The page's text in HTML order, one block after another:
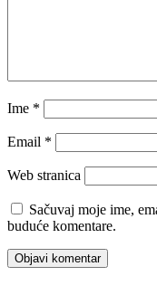
Ime *
Email *
Web stranica
Sačuvaj moje ime,
buduće komentare.